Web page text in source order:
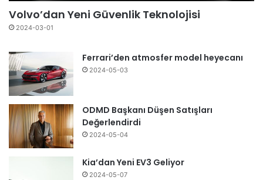
Volvo’dan Yeni Güvenlik Teknolojisi
2024-03-01
Ferrari’den atmosfer model heyecanı
2024-05-03
ODMD Başkanı Düşen Satışları
Değerlendirdi
2024-05-04
Kia’dan Yeni EV3 Geliyor
2024-05-07